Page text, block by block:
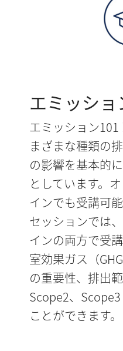
エミッショ
エミッション
まざまな種類の
の影響を基本的
としています。
インでも受講可
セッションでは
インの両方で受
室効果ガス（
の重要性、排出
Scope2、
ことができます。